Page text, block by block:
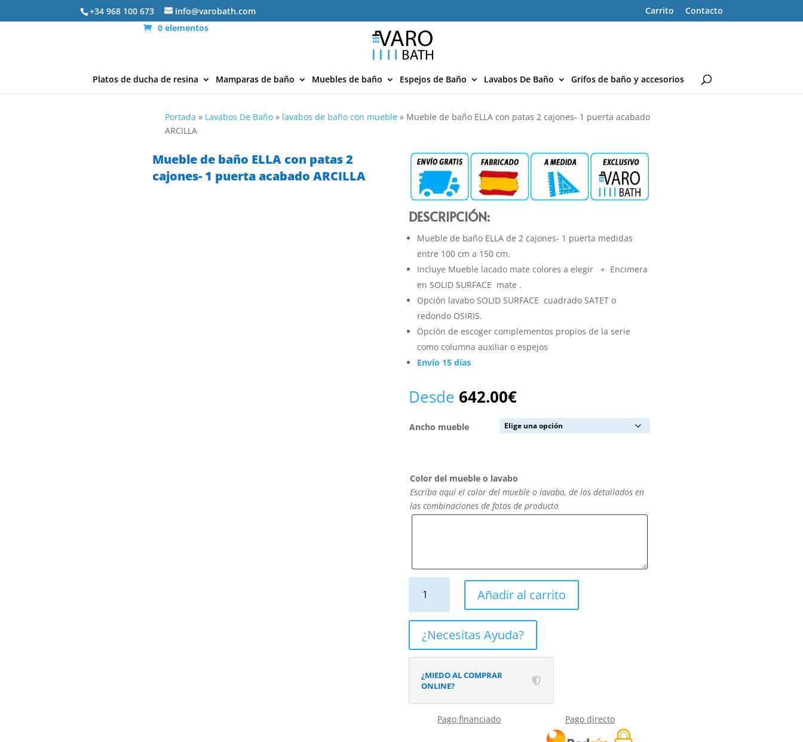
+34 968 100 673 info@varobath.com Carrito
Contacto
0 elementos
Platos de ducha de resina Mamparas de baño Muebles de baño Espejos de Baño Lavabos De Baño Grifos de baño y accesorios
Portada » Lavabos De Baño » lavabos de baño con mueble » Mueble de baño ELLA con patas 2 cajones- 1 puerta acabado
ARCILLA
Mueble de baño ELLA con patas 2
cajones- 1 puerta acabado ARCILLA
DESCRIPCIÓN:
Mueble de baño ELLA de 2 cajones- 1 puerta medidas
entre 100 cm a 150 cm.
Incluye Mueble lacado mate colores a elegir + Encimera
en SOLID SURFACE mate .
Opción lavabo SOLID SURFACE cuadrado SATET o
redondo OSIRIS.
Opción de escoger complementos propios de la serie
como columna auxiliar o espejos
Envío 15 días
Desde 642.00€
Ancho mueble
Color del mueble o lavabo
Escriba aquí el color del mueble o lavabo, de los detallados en
las combinaciones de fotos de producto
baño
ELLA
con
patas
cajones-
puerta
acabado
Añadir al carrito
¿Necesitas Ayuda?
¿MIEDO AL COMPRAR
ONLINE?
Pago financiado Pago directo